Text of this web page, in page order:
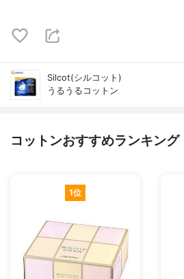
Silcot(シルコット)
うるうるコットン
コットンおすすめランキング
1位